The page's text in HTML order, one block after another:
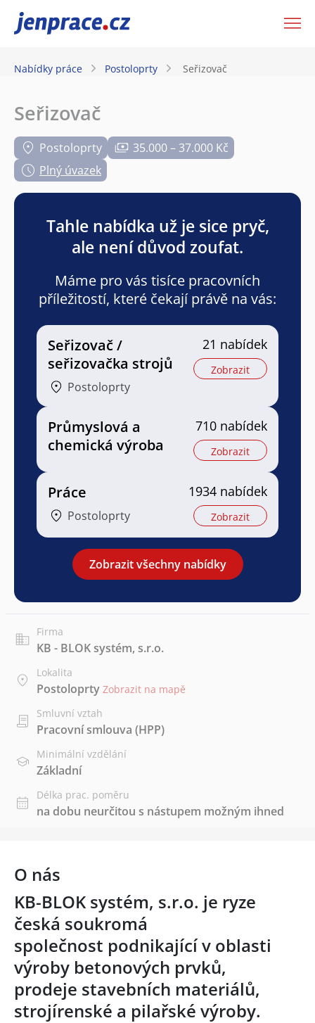
JenPráce.cz
Nabídky práce Postoloprty Seřizovač
Seřizovač
Postoloprty
35.000 – 37.000 Kč
Plný úvazek
Tahle nabídka už je sice pryč,
ale není důvod zoufat.
Máme pro vás tisíce pracovních
příležitostí, které čekají právě na vás:
Seřizovač /
seřizovačka strojů
Postoloprty
21 nabídek
Zobrazit
Průmyslová a
chemická výroba
710 nabídek
Zobrazit
Práce
Postoloprty
1934 nabídek
Zobrazit
Zobrazit všechny nabídky
Firma
KB - BLOK systém, s.r.o.
Lokalita
Postoloprty Zobrazit na mapě
Smluvní vztah
Pracovní smlouva (HPP)
Minimální vzdělání
Základní
Délka prac. poměru
na dobu neurčitou s nástupem možným ihned
O nás
KB-BLOK systém, s.r.o. je ryze
česká soukromá
společnost podnikající v oblasti
výroby betonových prvků,
prodeje stavebních materiálů,
strojírenské a pilařské výroby.